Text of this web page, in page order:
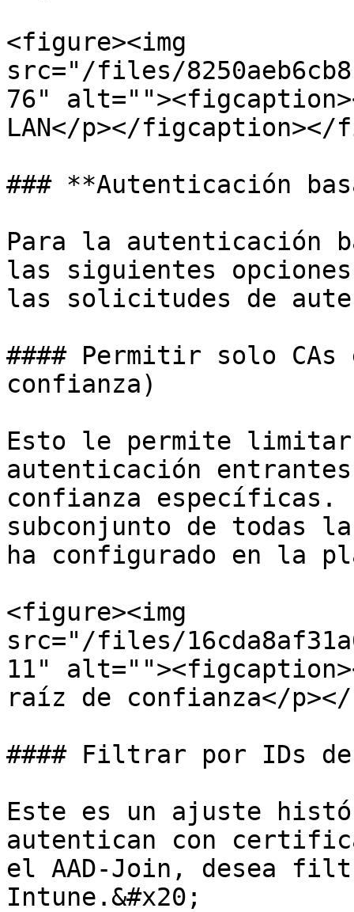
<figure><img
src="/files/
76"
LAN</p></figcaption></
### **Autenticación
Para la autenticación
las siguientes
las solicitudes de
#### Permitir solo CAs
confianza)
Esto le permite
autenticación
confianza específicas.
subconjunto de todas
ha configurado en la
<figure><img
src="/files/
11"
raíz de confianza</
#### Filtrar por IDs de
Este es un ajuste
autentican con
el AAD-Join, desea
Intune.&#x20;